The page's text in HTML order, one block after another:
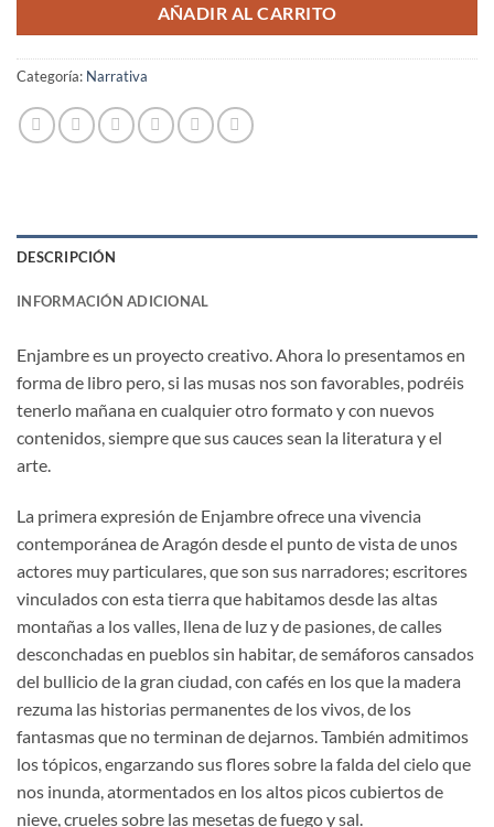
AÑADIR AL CARRITO
Categoría: Narrativa
DESCRIPCIÓN
INFORMACIÓN ADICIONAL
Enjambre es un proyecto creativo. Ahora lo presentamos en
forma de libro pero, si las musas nos son favorables, podréis
tenerlo mañana en cualquier otro formato y con nuevos
contenidos, siempre que sus cauces sean la literatura y el
arte.
La primera expresión de Enjambre ofrece una vivencia
contemporánea de Aragón desde el punto de vista de unos
actores muy particulares, que son sus narradores; escritores
vinculados con esta tierra que habitamos desde las altas
montañas a los valles, llena de luz y de pasiones, de calles
desconchadas en pueblos sin habitar, de semáforos cansados
del bullicio de la gran ciudad, con cafés en los que la madera
rezuma las historias permanentes de los vivos, de los
fantasmas que no terminan de dejarnos. También admitimos
los tópicos, engarzando sus flores sobre la falda del cielo que
nos inunda, atormentados en los altos picos cubiertos de
nieve, crueles sobre las mesetas de fuego y sal.